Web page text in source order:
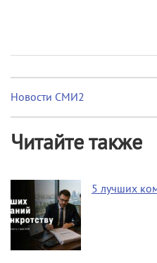
Новости СМИ2
Читайте также
5 лучших